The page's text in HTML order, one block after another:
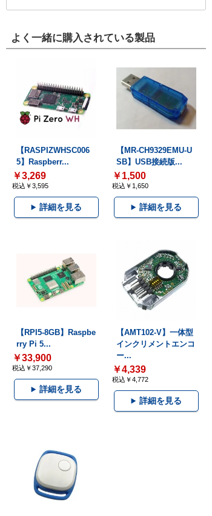
よく一緒に購入されている製品
【RASPIZWHSC006
5】Raspberr...
￥3,269
税込￥3,595
詳細を見る
【MR-CH9329EMU-U
SB】USB接続版...
￥1,500
税込￥1,650
詳細を見る
【RPI5-8GB】Raspbe
rry Pi 5...
￥33,900
税込￥37,290
詳細を見る
【AMT102-V】一体型
インクリメントエンコ
ー...
￥4,339
税込￥4,772
詳細を見る